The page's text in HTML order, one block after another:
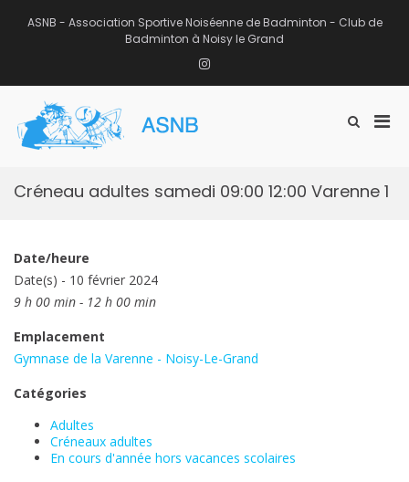
ASNB - Association Sportive Noiséenne de Badminton - Club de
Badminton à Noisy le Grand
Instagram
Afficher
recherche
Créneau adultes samedi 09:00 12:00 Varenne 1
Date/heure
Date(s) - 10 février 2024
9 h 00 min - 12 h 00 min
Emplacement
Gymnase de la Varenne - Noisy-Le-Grand
Catégories
Adultes
Créneaux adultes
En cours d'année hors vacances scolaires